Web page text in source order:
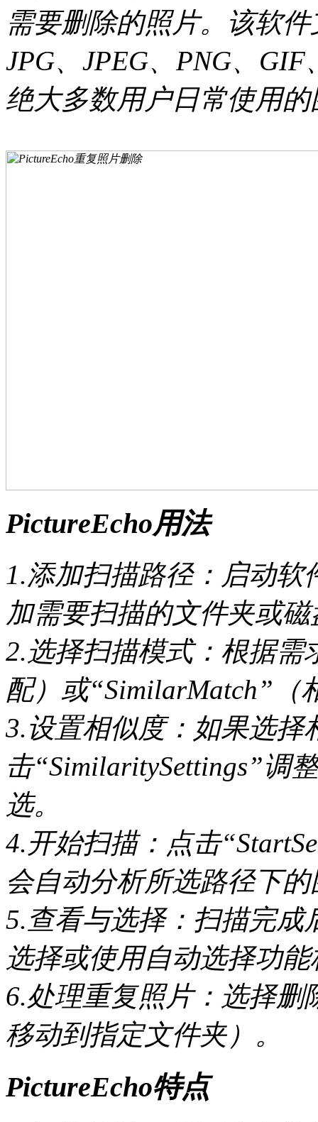
需要删除的照片。该软
JPG、JPEG、PNG、
绝大多数用户日常使用
PictureEcho用法
1.添加扫描路径：启动软
加需要扫描的文件夹或
2.选择扫描模式：根据需
配）或“SimilarMatch”（
3.设置相似度：如果选择
击“SimilaritySettings”调
选。
4.开始扫描：点击
会自动分析所选路径下
5.查看与选择：扫描完成
选择或使用自动选择功
6.处理重复照片：选择
移动到指定文件夹）。
PictureEcho特点